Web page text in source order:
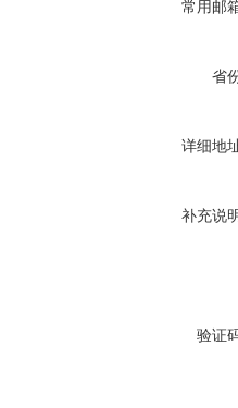
常用邮
省
详细地
补充说
验证